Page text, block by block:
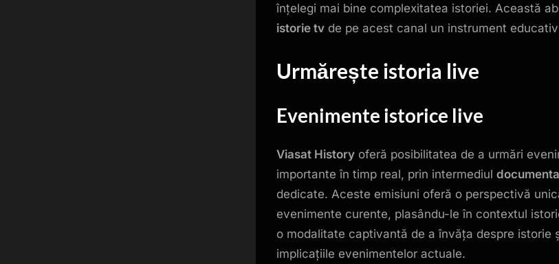
înțelegi mai bine complexitatea istoriei. Această
istorie tv de pe acest canal un instrument
Urmărește istoria live
Evenimente istorice live
Viasat History oferă posibilitatea de a urmări
importante în timp real, prin intermediul
dedicate. Aceste emisiuni oferă o perspectivă
evenimente curente, plasându-le în contextul
o modalitate captivantă de a învăța despre istorie
implicațiile evenimentelor actuale.